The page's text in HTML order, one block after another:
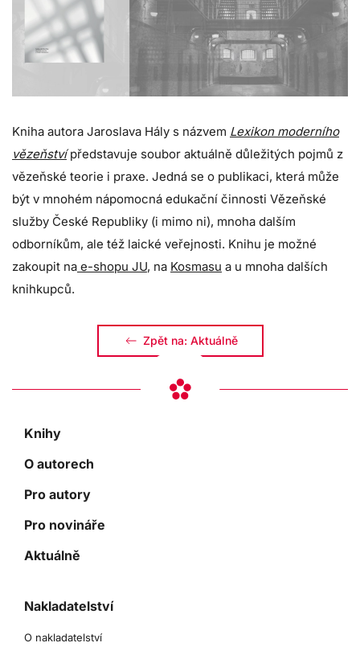
Kniha autora Jaroslava Hály s názvem Lexikon moderního
vězeňstvípředstavuje soubor aktuálně důležitých pojmů z
vězeňské teorie i praxe. Jedná se o publikaci, která může
být v mnohém nápomocná edukační činnosti Vězeňské
služby České Republiky (i mimo ni), mnoha dalším
odborníkům, ale též laické veřejnosti. Knihu je možné
zakoupit na e-shopu JU, na Kosmasu a u mnoha dalších
knihkupců.
Zpět na: Aktuálně
Knihy
O autorech
Pro autory
Pro novináře
Aktuálně
Nakladatelství
O nakladatelství